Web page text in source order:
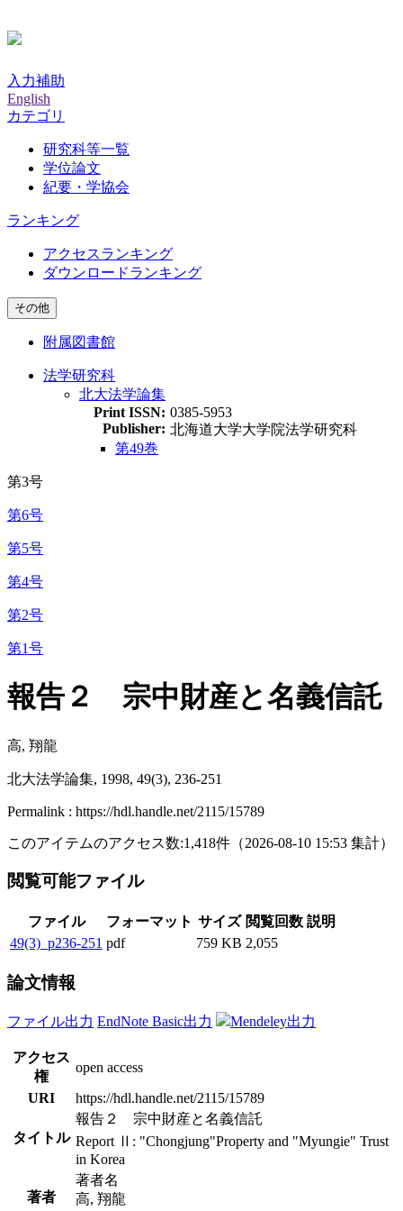
入力補助
English
カテゴリ
研究科等一覧
学位論文
紀要・学協会
ランキング
アクセスランキング
ダウンロードランキング
その他
附属図書館
法学研究科
北大法学論集
Print ISSN: 0385-5953
Publisher: 北海道大学大学院法学研究科
第49巻
第3号
第6号
第5号
第4号
第2号
第1号
報告２ 宗中財産と名義信託
高, 翔龍
北大法学論集, 1998, 49(3), 236-251
Permalink : https://hdl.handle.net/2115/15789
このアイテムのアクセス数:1,418件 （2026-08-10 15:53 集計）
閲覧可能ファイル
ファイル フォーマット サイズ 閲覧回数 説明
49(3)_p236-251 pdf 759 KB 2,055
論文情報
ファイル出力 EndNote Basic出力 Mendeley出力
アクセス
権
open access
URI
https://hdl.handle.net/2115/15789
タイトル
報告２ 宗中財産と名義信託
Report Ⅱ: "Chongjung"Property and "Myungie" Trust
in Korea
著者
著者名
高, 翔龍